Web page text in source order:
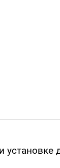
установке